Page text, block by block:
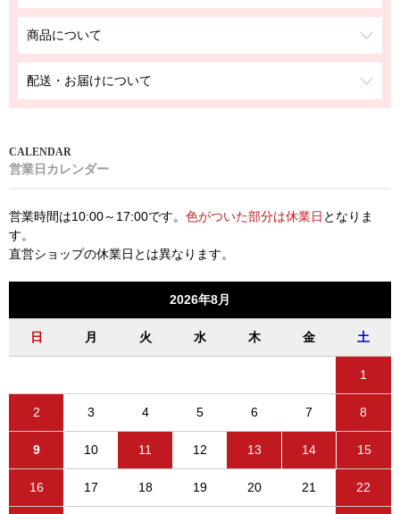
商品について
配送・お届けについて
営業日カレンダー
営業時間は10:00～17:00です。 色がついた部分は休業日 となりま
す。
直営ショップの休業日とは異なります。
2026年8月
日 月 火 水 木 金 土
1
2 3 4 5 6 7 8
9 10 11 12 13 14 15
16 17 18 19 20 21 22